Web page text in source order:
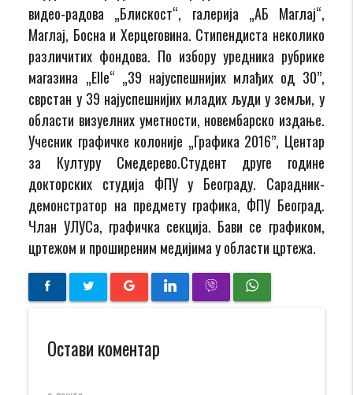
видео-радова „Блискост“, галерија „АБ Маглај“,
Маглај, Босна и Херцеговина. Стипендиста неколико
различитих фондова. По избору уредника рубрике
магазинa „Elle“ „39 најуспешнијих млађих од 30”,
сврстан у 39 најуспешнијих младих људи у земљи, у
области визуелних уметности, новембарско издање.
Учесник графичке колоније „Графика 2016”, Центар
за Културу Смедерево.Студент друге године
докторских студија ФПУ у Београду. Сарадник-
демонстратор на предмету графика, ФПУ Београд.
Члан УЛУСа, графичка секција. Бави се графиком,
цртежом и проширеним медијима у области цртежа.
Остави коментар